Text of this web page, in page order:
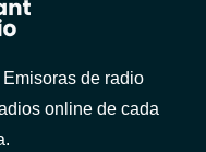
de radio
online de cada